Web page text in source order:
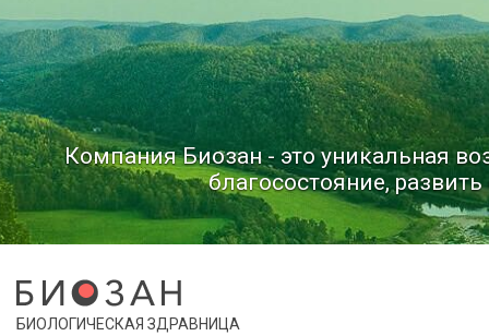
Компания Биозан - это уникальная
благосостояние,
БИОЛОГИЧЕСКАЯ ЗДРАВНИЦА